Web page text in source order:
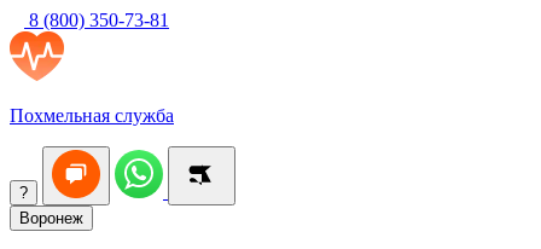
8 (800) 350-73-81
Похмельная служба
?
Воронеж